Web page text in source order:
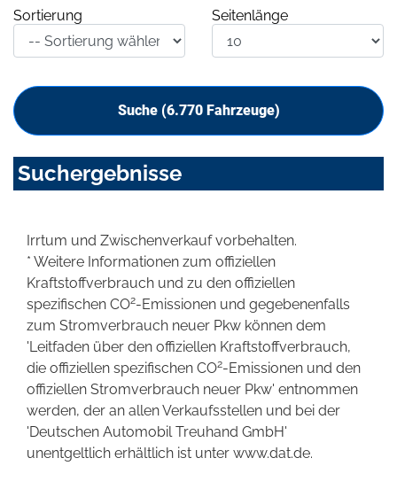
Sortierung Seitenlänge
Suche (6.770Fahrzeuge)
Suchergebnisse
Irrtum und Zwischenverkauf vorbehalten.
* Weitere Informationen zum offiziellen
Kraftstoffverbrauch und zu den offiziellen
spezifischen CO2-Emissionen und gegebenenfalls
zum Stromverbrauch neuer Pkw können dem
'Leitfaden über den offiziellen Kraftstoffverbrauch,
die offiziellen spezifischen CO2-Emissionen und den
offiziellen Stromverbrauch neuer Pkw' entnommen
werden, der an allen Verkaufsstellen und bei der
'Deutschen Automobil Treuhand GmbH'
unentgeltlich erhältlich ist unter www.dat.de.